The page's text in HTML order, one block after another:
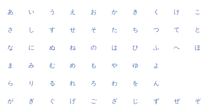
あ い う え お か き く け こ
さ し す せ そ た ち つ て と
な に ぬ ね の は ひ ふ へ ほ
ま み む め も や ゆ よ
ら り る れ ろ わ を ん
が ぎ ぐ げ ご ざ じ ず ぜ ぞ